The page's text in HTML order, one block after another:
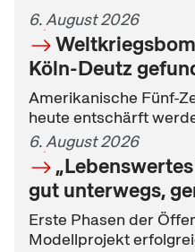
6. August 2026
Köln-Deutz
Amerikanische Fünf-
heute entschärft
6. August 2026
gut unterwegs,
Erste Phasen der
Modellprojekt